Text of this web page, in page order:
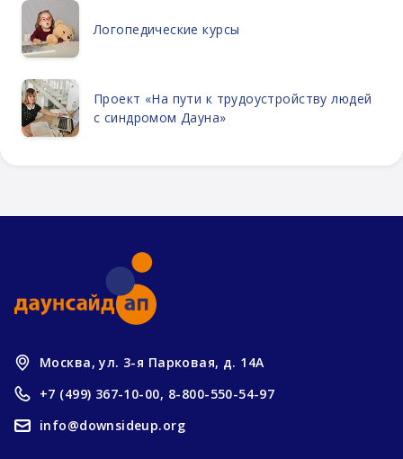
Логопедические курсы
Проект «На пути к трудоустройству людей
с синдромом Дауна»
Москва, ул. 3-я Парковая, д. 14А
+7 (499) 367-10-00, 8-800-550-54-97
info@downsideup.org